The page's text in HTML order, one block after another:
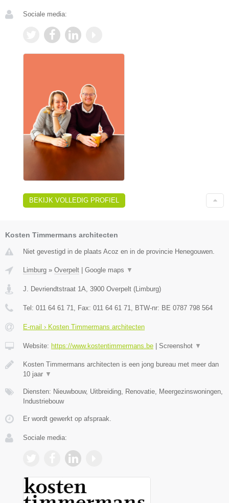
Sociale media:
BEKIJK VOLLEDIG PROFIEL
Kosten Timmermans architecten
Niet gevestigd in de plaats Acoz en in de provincie Henegouwen.
Limburg » Overpelt Google maps ▼
J. Devriendtstraat 1A, 3900 Overpelt (Limburg)
Tel: 011 64 61 71, Fax: 011 64 61 71, BTW-nr: BE 0787 798 564
E-mail › Kosten Timmermans architecten
Website: https://www.kostentimmermans.be Screenshot ▼
Kosten Timmermans architecten is een jong bureau met meer dan
10 jaar ▼
Diensten: Nieuwbouw, Uitbreiding, Renovatie, Meergezinswoningen,
Industriebouw
Er wordt gewerkt op afspraak.
Sociale media: